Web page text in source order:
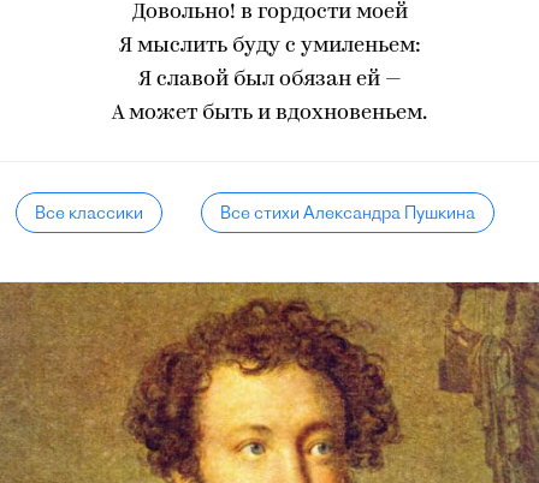
Довольно! в гордости моей
Я мыслить буду с умиленьем:
Я славой был обязан ей —
А может быть и вдохновеньем.
Все классики Все стихи Александра Пушкина